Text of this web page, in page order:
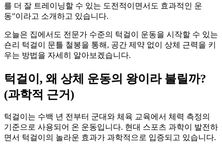
를 더 잘 트레이닝할 수 있는 도전적이면서도 효과적인 운
동”이라고 소개하고 있습니다.
오늘은 집에서도 전문가 수준의 턱걸이 운동을 시작할 수 있는
숀리 턱걸이 문틀 철봉을 통해, 공간 제약 없이 상체 근력을 키
우는 방법을 자세히 알아보겠습니다.
턱걸이, 왜 상체 운동의 왕이라 불릴까?
(과학적 근거)
턱걸이는 수백 년 전부터 군대와 체육 교육에서 체력 측정의
기준으로 사용되어 온 운동입니다. 현대 스포츠 과학이 발전하
면서 턱걸이의 놀라운 효과가 과학적으로 입증되고 있습니다.